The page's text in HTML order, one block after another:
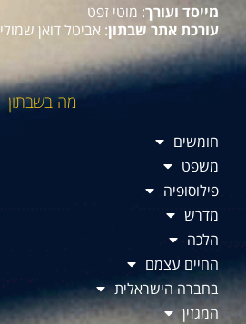
מייסד ועורך: מוטי זפט
עורכת אתר שבתון: אביטל דואן שמולי
מה בשבתון
חומשים
משפט
פילוסופיה
מדרש
הלכה
החיים עצמם
בחברה הישראלית
המגזין